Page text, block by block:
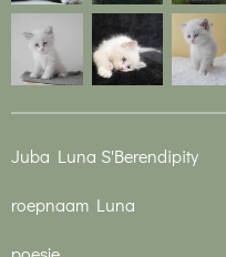
Juba Luna S'Berendipity
roepnaam Luna